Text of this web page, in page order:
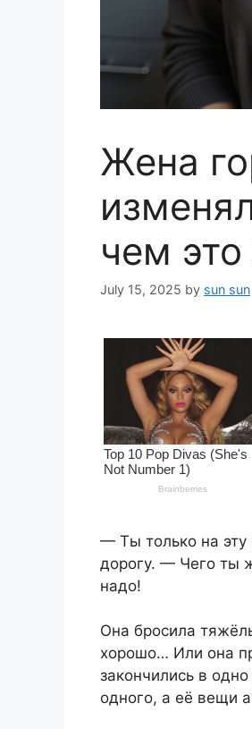
Жена
чем это
July 15, 2025 by sun sun
— Ты только на эту
дорогу. — Чего ты
надо!
Она бросила
хорошо… Или она
закончились в
одного, а её вещи